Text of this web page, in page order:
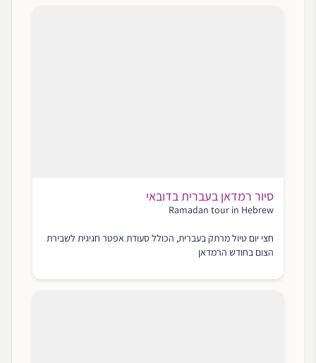
סיור רמדאן בעברית בדובאי
Ramadan tour in Hebrew
חצי יום טיול מרתק בעברית, הכולל סעודת אפטר חגיגית לשבירת
הצום בחודש הרמדאן